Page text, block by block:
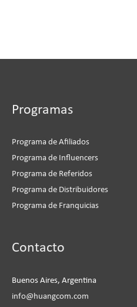
Programas
Programa de Afiliados
Programa de Influencers
Programa de Referidos
Programa de Distribuidores
Programa de Franquicias
Contacto
Buenos Aires, Argentina
info@huangcom.com